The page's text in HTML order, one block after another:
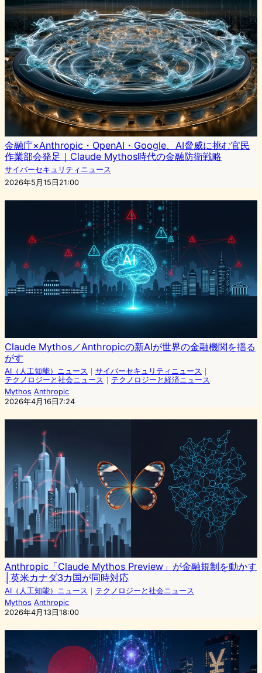
金融庁×Anthropic・OpenAI・Google、AI脅威に挑む官民
作業部会発足｜Claude Mythos時代の金融防衛戦略
サイバーセキュリティニュース
2026年5月15日21:00
Claude Mythos／Anthropicの新AIが世界の金融機関を揺る
がす
AI（人工知能）ニュース ｜ サイバーセキュリティニュース ｜
テクノロジーと社会ニュース ｜ テクノロジーと経済ニュース
Mythos Anthropic
2026年4月16日7:24
Anthropic「Claude Mythos Preview」が金融規制を動かす
│英米カナダ3カ国が同時対応
AI（人工知能）ニュース ｜ テクノロジーと社会ニュース
Mythos Anthropic
2026年4月13日18:00